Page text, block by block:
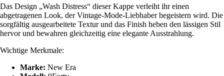
Das Design „Wash Distress“ dieser Kappe verleiht ihr einen
abgetragenen Look, der Vintage-Mode-Liebhaber begeistern wird. Die
sorgfältig ausgearbeitete Textur und das Finish heben den lässigen Stil
hervor und bewahren gleichzeitig eine elegante Ausstrahlung.
Wichtige Merkmale:
Marke: New Era